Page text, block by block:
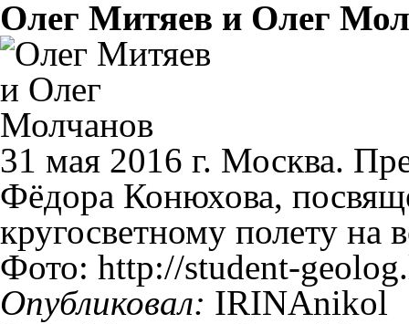
Олег Митяев и Олег
31 мая 2016 г. Москва.
Фёдора Конюхова,
кругосветному полету
Фото: http://student-
Опубликовал: IRINAnikol